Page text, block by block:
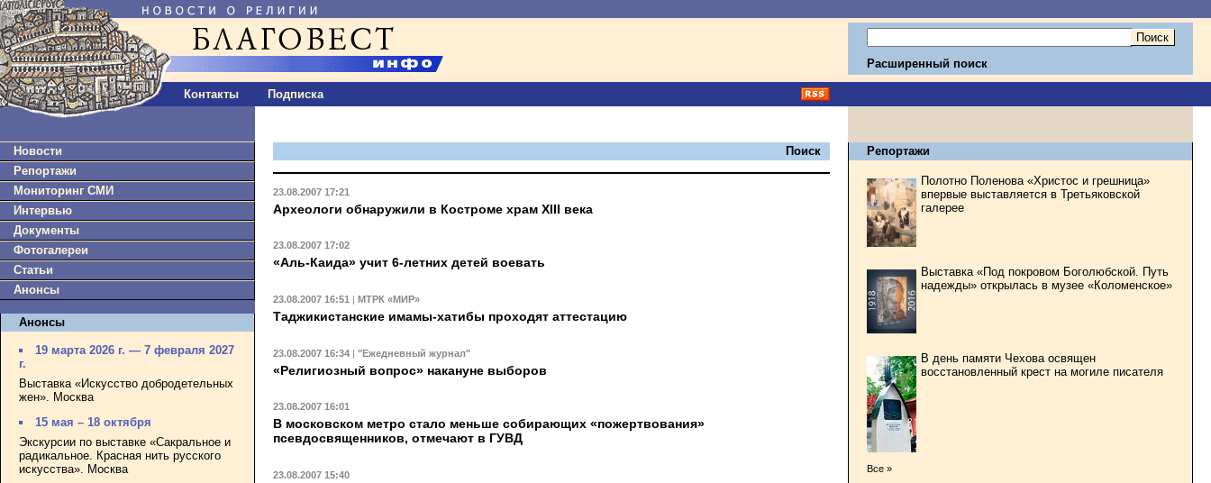
Контакты Подписка
Расширенный поиск
Новости
Репортажи
Мониторинг СМИ
Интервью
Документы
Фотогалереи
Статьи
Анонсы
Анонсы
19 марта 2026 г. — 7 февраля 2027
г.
Выставка «Искусство добродетельных
жен». Москва
15 мая – 18 октября
Экскурсии по выставке «Сакральное и
радикальное. Красная нить русского
искусства». Москва
Поиск
23.08.2007 17:21
Археологи обнаружили в Костроме храм XIII века
23.08.2007 17:02
«Аль-Каида» учит 6-летних детей воевать
23.08.2007 16:51 | МТРК «МИР»
Таджикистанские имамы-хатибы проходят аттестацию
23.08.2007 16:34 | "Ежедневный журнал"
«Религиозный вопрос» накануне выборов
23.08.2007 16:01
В московском метро стало меньше собирающих «пожертвования»
псевдосвященников, отмечают в ГУВД
23.08.2007 15:40
Репортажи
Полотно Поленова «Христос и грешница»
впервые выставляется в Третьяковской
галерее
Выставка «Под покровом Боголюбской. Путь
надежды» открылась в музее «Коломенское»
В день памяти Чехова освящен
восстановленный крест на могиле писателя
Все »